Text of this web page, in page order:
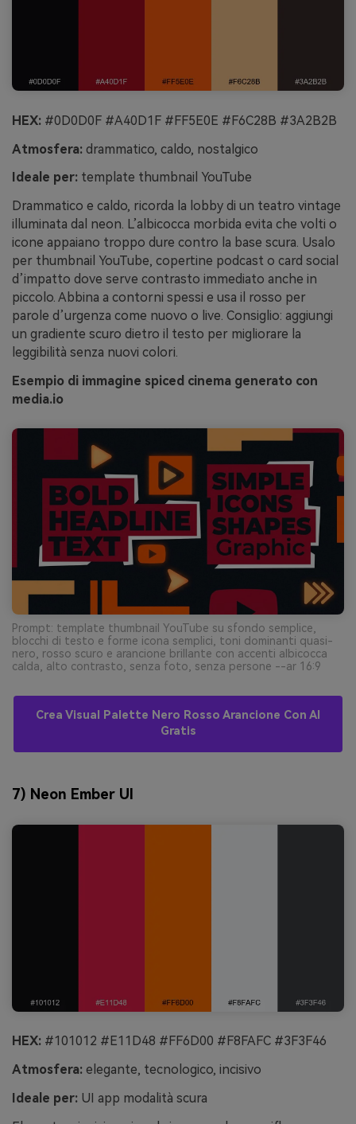
HEX: #0D0D0F #A40D1F #FF5E0E #F6C28B #3A2B2B
Atmosfera: drammatico, caldo, nostalgico
Ideale per: template thumbnail YouTube
Drammatico e caldo, ricorda la lobby di un teatro vintage
illuminata dal neon. L’albicocca morbida evita che volti o
icone appaiano troppo dure contro la base scura. Usalo
per thumbnail YouTube, copertine podcast o card social
d’impatto dove serve contrasto immediato anche in
piccolo. Abbina a contorni spessi e usa il rosso per
parole d’urgenza come nuovo o live. Consiglio: aggiungi
un gradiente scuro dietro il testo per migliorare la
leggibilità senza nuovi colori.
Esempio di immagine spiced cinema generato con
media.io
Prompt: template thumbnail YouTube su sfondo semplice,
blocchi di testo e forme icona semplici, toni dominanti quasi-
nero, rosso scuro e arancione brillante con accenti albicocca
calda, alto contrasto, senza foto, senza persone --ar 16:9
Crea Visual Palette Nero Rosso Arancione Con AI
Gratis
7) Neon Ember UI
HEX: #101012 #E11D48 #FF6D00 #F8FAFC #3F3F46
Atmosfera: elegante, tecnologico, incisivo
Ideale per: UI app modalità scura